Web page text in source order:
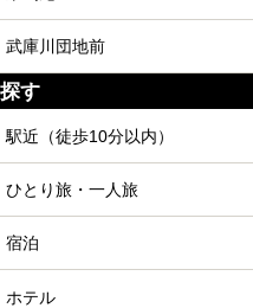
武庫川団地前
す
駅近（徒歩10分以内）
ひとり旅・一人旅
宿泊
ホテル